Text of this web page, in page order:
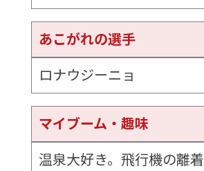
あこがれの選手
ロナウジーニョ
マイブーム・趣味
温泉大好き。飛行機の離